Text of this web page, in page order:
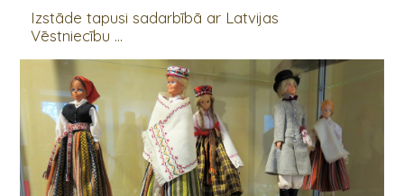
Izstāde tapusi sadarbībā ar Latvijas
Vēstniecību ...